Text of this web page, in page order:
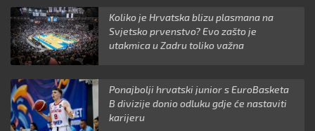
Koliko je Hrvatska blizu plasmana na
Svjetsko prvenstvo? Evo zašto je
utakmica u Zadru toliko važna
Ponajbolji hrvatski junior s EuroBasketa
B divizije donio odluku gdje će nastaviti
karijeru